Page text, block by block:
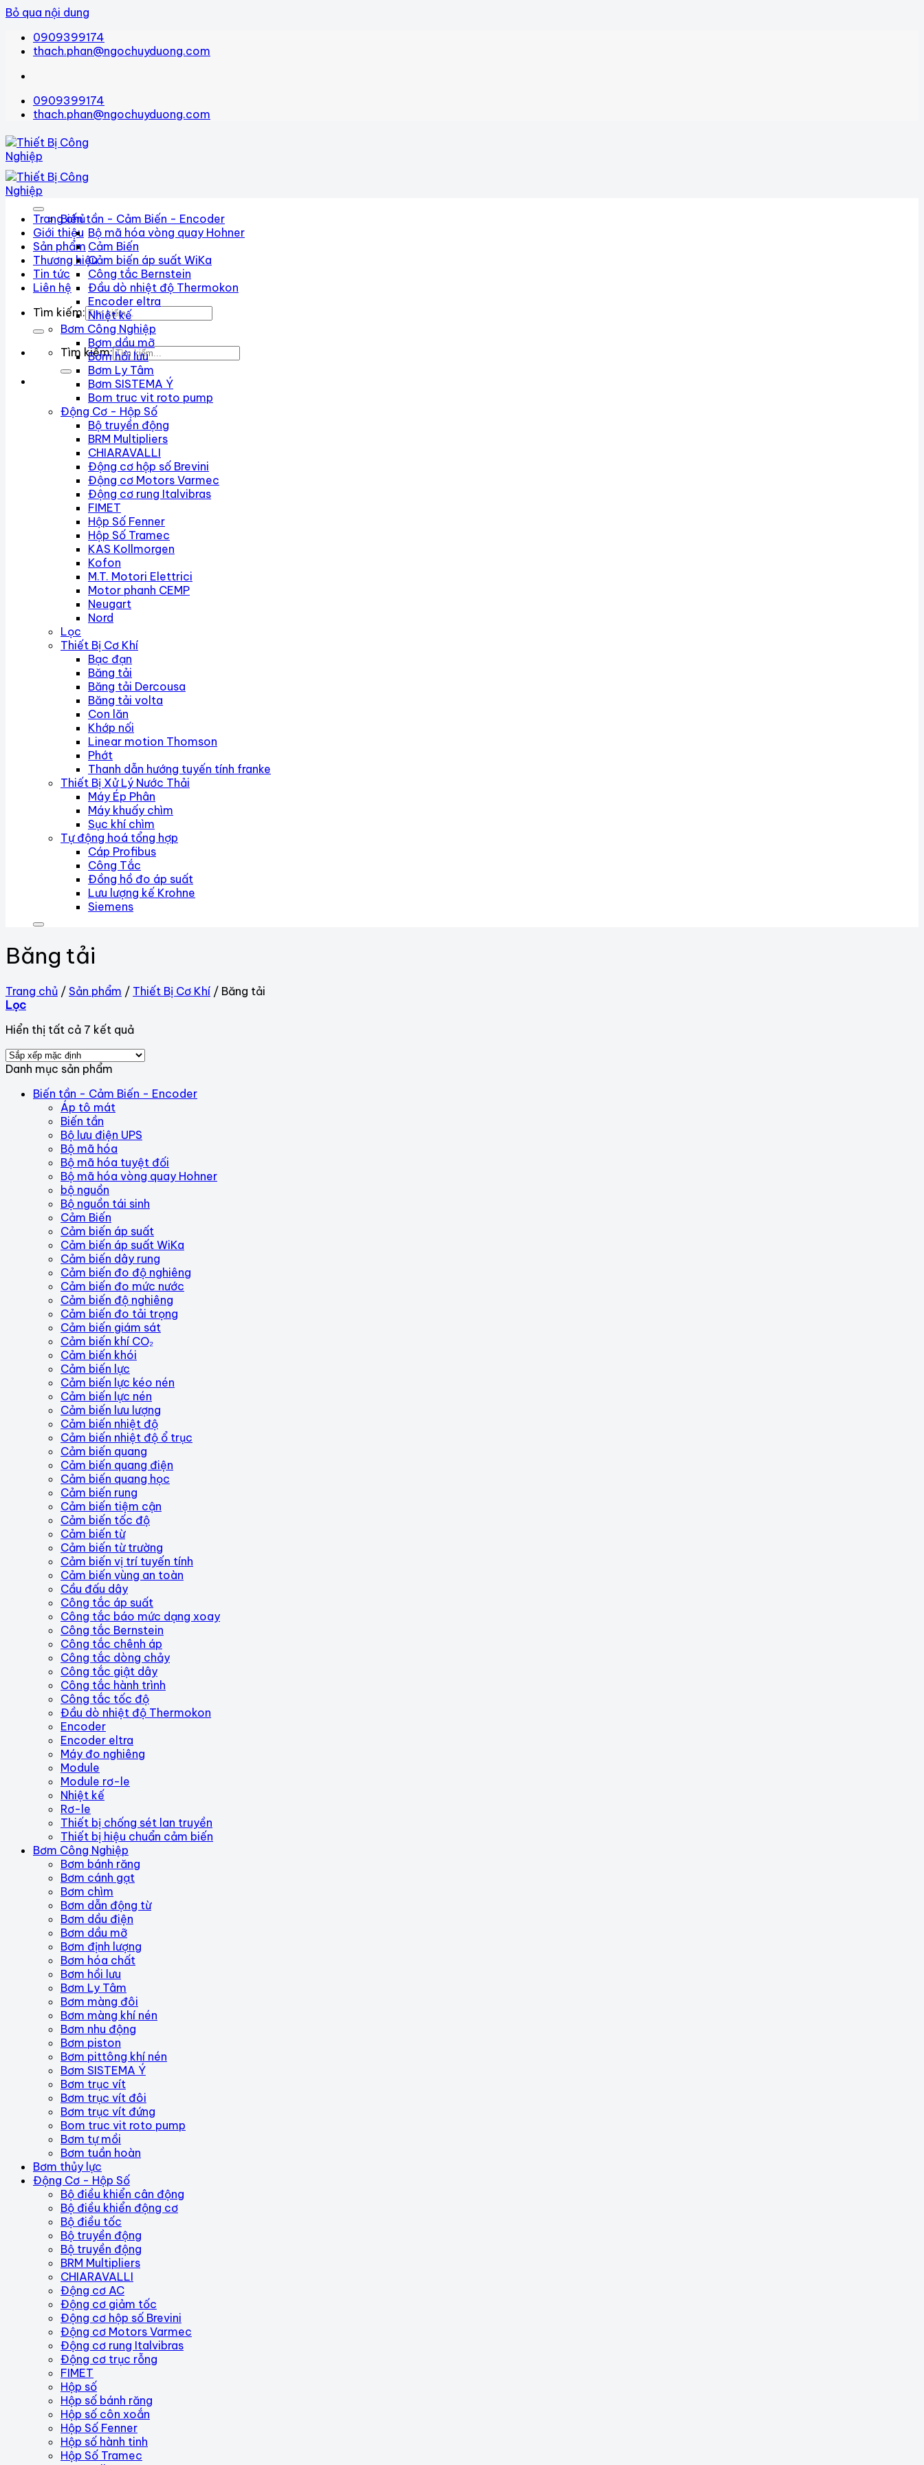
Bỏ qua nội dung
0909399174
thach.phan@ngochuyduong.com
0909399174
thach.phan@ngochuyduong.com
Trang chủ
Giới thiệu
Sản phẩm
Thương hiệu
Tin tức
Liên hệ
Tìm kiếm:
Tìm kiếm:
Biến tần - Cảm Biến - Encoder
Bộ mã hóa vòng quay Hohner
Cảm Biến
Cảm biến áp suất WiKa
Công tắc Bernstein
Đầu dò nhiệt độ Thermokon
Encoder eltra
Nhiệt kế
Bơm Công Nghiệp
Bơm dầu mỡ
Bơm hồi lưu
Bơm Ly Tâm
Bơm SISTEMA Ý
Bom truc vit roto pump
Động Cơ - Hộp Số
Bộ truyền động
BRM Multipliers
CHIARAVALLI
Động cơ hộp số Brevini
Động cơ Motors Varmec
Động cơ rung Italvibras
FIMET
Hộp Số Fenner
Hộp Số Tramec
KAS Kollmorgen
Kofon
M.T. Motori Elettrici
Motor phanh CEMP
Neugart
Nord
Lọc
Thiết Bị Cơ Khí
Bạc đạn
Băng tải
Băng tải Dercousa
Băng tải volta
Con lăn
Khớp nối
Linear motion Thomson
Phớt
Thanh dẫn hướng tuyến tính franke
Thiết Bị Xử Lý Nước Thải
Máy Ép Phân
Máy khuấy chìm
Sục khí chìm
Tự động hoá tổng hợp
Cáp Profibus
Công Tắc
Đồng hồ đo áp suất
Lưu lượng kế Krohne
Siemens
Băng tải
Trang chủ / Sản phẩm / Thiết Bị Cơ Khí / Băng tải
Lọc
Hiển thị tất cả 7 kết quả
Danh mục sản phẩm
Biến tần - Cảm Biến - Encoder
Áp tô mát
Biến tần
Bộ lưu điện UPS
Bộ mã hóa
Bộ mã hóa tuyệt đối
Bộ mã hóa vòng quay Hohner
bộ nguồn
Bộ nguồn tái sinh
Cảm Biến
Cảm biến áp suất
Cảm biến áp suất WiKa
Cảm biến dây rung
Cảm biến đo độ nghiêng
Cảm biến đo mức nước
Cảm biến độ nghiêng
Cảm biến đo tải trọng
Cảm biến giám sát
Cảm biến khí CO₂
Cảm biến khói
Cảm biến lực
Cảm biến lực kéo nén
Cảm biến lực nén
Cảm biến lưu lượng
Cảm biến nhiệt độ
Cảm biến nhiệt độ ổ trục
Cảm biến quang
Cảm biến quang điện
Cảm biến quang học
Cảm biến rung
Cảm biến tiệm cận
Cảm biến tốc độ
Cảm biến từ
Cảm biến từ trường
Cảm biến vị trí tuyến tính
Cảm biến vùng an toàn
Cầu đấu dây
Công tắc áp suất
Công tắc báo mức dạng xoay
Công tắc Bernstein
Công tắc chênh áp
Công tắc dòng chảy
Công tắc giật dây
Công tắc hành trình
Công tắc tốc độ
Đầu dò nhiệt độ Thermokon
Encoder
Encoder eltra
Máy đo nghiêng
Module
Module rơ-le
Nhiệt kế
Rơ-le
Thiết bị chống sét lan truyền
Thiết bị hiệu chuẩn cảm biến
Bơm Công Nghiệp
Bơm bánh răng
Bơm cánh gạt
Bơm chìm
Bơm dẫn động từ
Bơm dầu điện
Bơm dầu mỡ
Bơm định lượng
Bơm hóa chất
Bơm hồi lưu
Bơm Ly Tâm
Bơm màng đôi
Bơm màng khí nén
Bơm nhu động
Bơm piston
Bơm pittông khí nén
Bơm SISTEMA Ý
Bơm trục vít
Bơm trục vít đôi
Bơm trục vít đứng
Bom truc vit roto pump
Bơm tự mồi
Bơm tuần hoàn
Bơm thủy lực
Động Cơ - Hộp Số
Bộ điều khiển cân động
Bộ điều khiển động cơ
Bộ điều tốc
Bộ truyền động
Bộ truyền động
BRM Multipliers
CHIARAVALLI
Động cơ AC
Động cơ giảm tốc
Động cơ hộp số Brevini
Động cơ Motors Varmec
Động cơ rung Italvibras
Động cơ trục rỗng
FIMET
Hộp số
Hộp số bánh răng
Hộp số côn xoắn
Hộp Số Fenner
Hộp số hành tinh
Hộp Số Tramec